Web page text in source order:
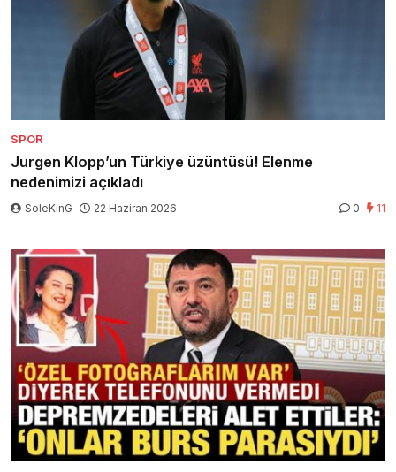
SPOR
Jurgen Klopp’un Türkiye üzüntüsü! Elenme
nedenimizi açıkladı
SoleKinG 22 Haziran 2026 0 11